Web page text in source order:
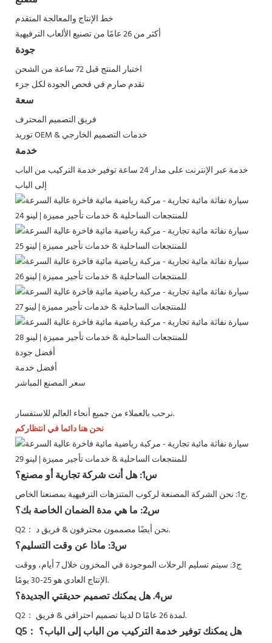
خط الإنتاج والمعالجة المتقدم
أكثر من 26 عامًا من تصنيع الألعاب الترفيهية
جودة
اختبار المنتج قبل 72 ساعة من الشحن
تقدم صارم في فحص الجودة لكل جزء
سعة
فريق التصميم المحترف
توريد OEM & خدمات التصميم الخارجي
خدمة
خدمة عبر الإنترنت على مدار 24 ساعة
توفير خدمة التركيب من الباب
إلى الباب
أفضل جودة
أفضل خدمة
سعر المصنع المباشر
نرحب بالعملاء من جميع أنحاء العالم للاستفسار.
نحن هنا دائما في انتظاركم
س1: هل أنت شركة تجارية أو مصنع؟
ج1: نحن الشركة المصنعة لركوب المتنزهات الترفيهية بمصنعنا الخاص.
س2: ما هي مدة الضمان الخاصة بك؟
Q2： نحن أيضًا مصممون محترفون & فريق د.
س3: ماذا عن وقت التسليم؟
ج3: سيتم تسليم الرحلات الموجودة في المخزون خلال 7 أيام، ووقت
الإنتاج العادي هو 25-30 يومًا.
س4. هل يمكنك تصميم حديقتي الجديدة؟
Q2： لدينا تصميم احترافي & فريق D لمدة 26 عامًا.
Q5： هل يمكنك توفير خدمة التركيب من الباب إلى الباب؟